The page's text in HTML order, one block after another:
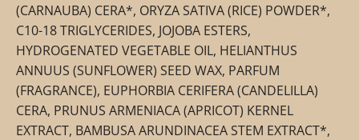
(CARNAUBA) CERA*, ORYZA SATIVA (RICE) POWDER*,
C10-18 TRIGLYCERIDES, JOJOBA ESTERS,
HYDROGENATED VEGETABLE OIL, HELIANTHUS
ANNUUS (SUNFLOWER) SEED WAX, PARFUM
(FRAGRANCE), EUPHORBIA CERIFERA (CANDELILLA)
CERA, PRUNUS ARMENIACA (APRICOT) KERNEL
EXTRACT, BAMBUSA ARUNDINACEA STEM EXTRACT*,